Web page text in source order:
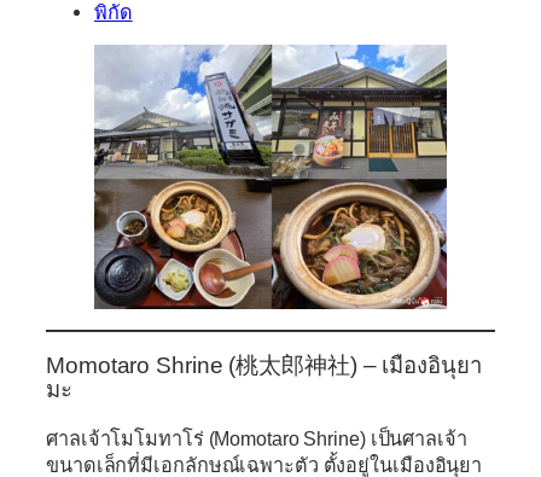
พิกัด
Momotaro Shrine (桃太郎神社)– เมืองอินุยา
มะ
ศาลเจ้าโมโมทาโร่ (Momotaro Shrine) เป็นศาลเจ้า
ขนาดเล็กที่มีเอกลักษณ์เฉพาะตัว ตั้งอยู่ในเมืองอินุยา